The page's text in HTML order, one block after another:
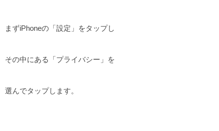
まずiPhoneの「設定」をタップし
その中にある「プライバシー」を
選んでタップします。